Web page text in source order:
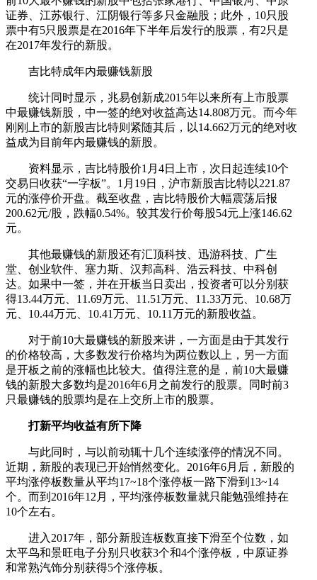
证券、江苏银行、江阴银行等多只金融股；此外，10只股
票中有5只股票是在2016年下半年后发行的股票，有2只是
在2017年发行的新股。
吉比特成年内最赚钱新股
统计同时显示，兆易创新成2015年以来所有上市股票
中最赚钱新股，中一签的绝对收益高达14.808万元。而今年
刚刚上市的新股吉比特则紧随其后，以14.662万元的绝对收
益成为目前年内最赚钱的新股。
资料显示，吉比特股价1月4日上市，次日起连续10个
交易日收获“一字板”。1月19日，沪市新股吉比特以221.87
元的涨停价开盘。截至收盘，吉比特股价大幅震荡后报
200.62元/股，跌幅0.54%。较其发行价每股54元上涨146.62
元。
其他最赚钱的新股还有汇顶科技、迅游科技、广生
堂、创业软件、塞力斯、汉邦高科、浩云科技、中科创
达。如果中一签，并在开板当日卖出，投资者可以分别获
得13.44万元、11.69万元、11.51万元、11.33万元、10.68万
元、10.44万元、10.41万元、10.11万元的新股收益。
对于前10大最赚钱的新股来讲，一方面是由于其发行
的价格较高，大多数发行价格均为两位数以上，另一方面
是开板之前的涨幅也比较大。值得注意的是，前10大最赚
钱的新股大多数均是2016年6月之前发行的股票。同时前3
只最赚钱的股票均是在上交所上市的股票。
打新平均收益有所下降
与此同时，与以前动辄十几个连续涨停的情况不同。
近期，新股的表现已开始悄然变化。2016年6月后，新股的
平均涨停板数量从平均17~18个涨停板一路下滑到13~14
个。而到2016年12月，平均涨停板数量就只能勉强维持在
10个左右。
进入2017年，部分新股连板数直接下滑至个位数，如
太平鸟和景旺电子分别只收获3个和4个涨停板，中原证券
和常熟汽饰分别获得5个涨停板。